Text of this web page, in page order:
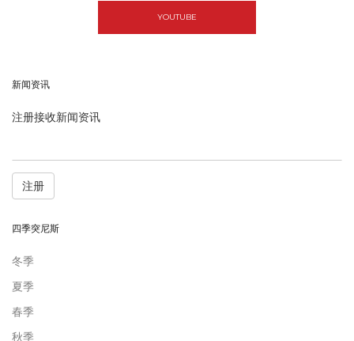
YOUTUBE
新闻资讯
注册接收新闻资讯
注册
四季突尼斯
冬季
夏季
春季
秋季